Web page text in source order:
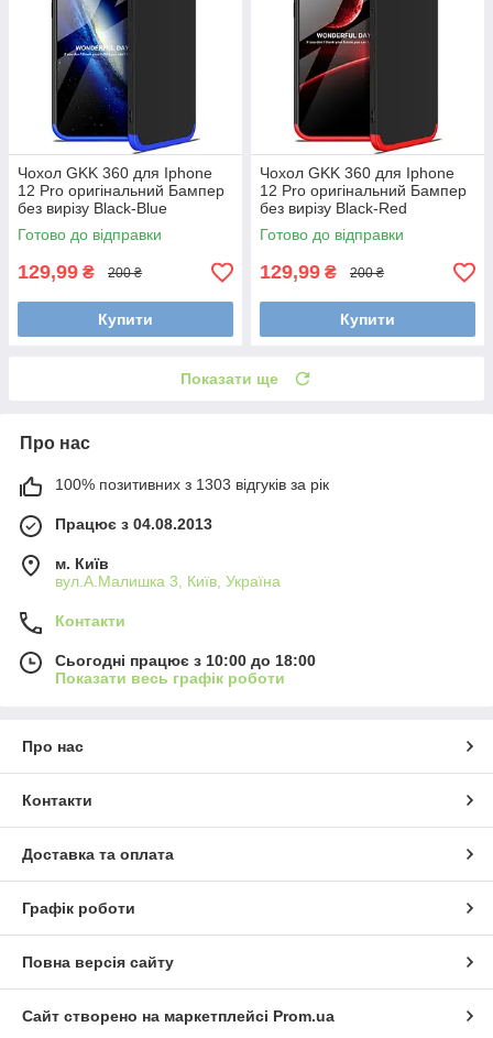
Чохол GKK 360 для Iphone
12 Pro оригінальний Бампер
без вирізу Black-Blue
Готово до відправки
129,99 ₴ 200 ₴
Купити
Чохол GKK 360 для Iphone
12 Pro оригінальний Бампер
без вирізу Black-Red
Готово до відправки
129,99 ₴ 200 ₴
Купити
Показати ще
Про нас
100% позитивних з 1303 відгуків за рік
Працює з 04.08.2013
м. Київ
вул.А.Малишка 3, Київ, Україна
Контакти
Сьогодні працює з 10:00 до 18:00
Показати весь графік роботи
Про нас
Контакти
Доставка та оплата
Графік роботи
Повна версія сайту
Сайт створено на маркетплейсі Prom.ua